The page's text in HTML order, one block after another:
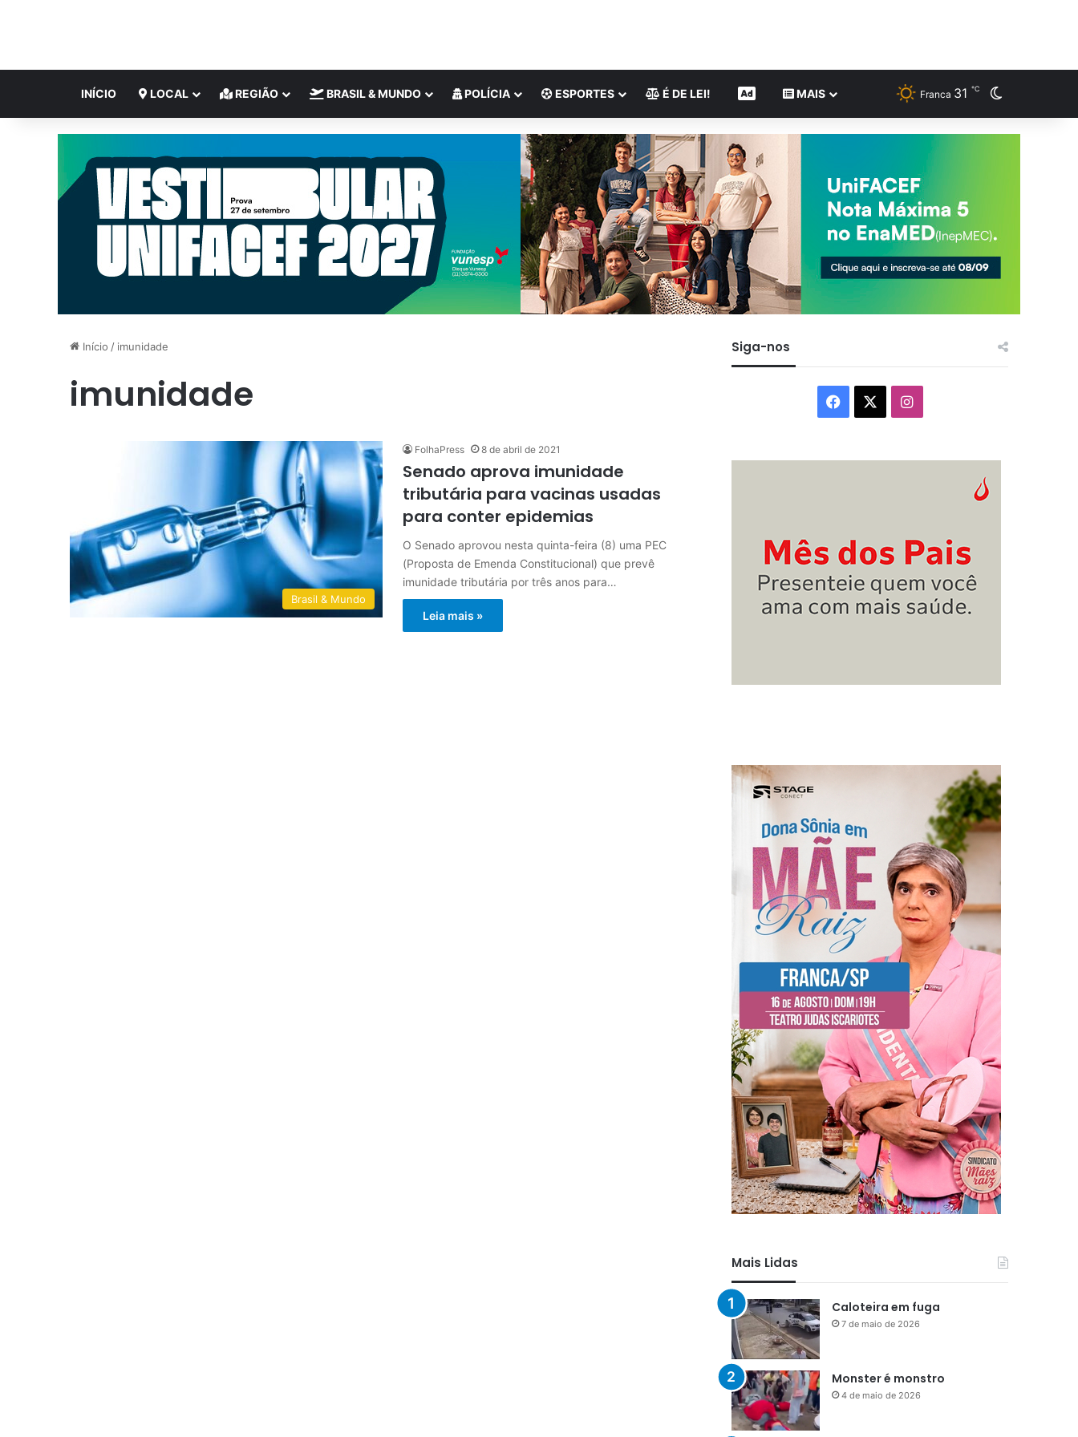
INÍCIO LOCAL REGIÃO BRASIL & MUNDO POLÍCIA ESPORTES É DE LEI! CONTEÚDO DE MARCA
MAIS Franca 31 ℃
Início / imunidade
imunidade
Brasil & Mundo
FolhaPress 8 de abril de 2021
Senado aprova imunidade
tributária para vacinas usadas
para conter epidemias
O Senado aprovou nesta quinta-feira (8) uma PEC
(Proposta de Emenda Constitucional) que prevê
imunidade tributária por três anos para…
Leia mais »
Siga-nos
Facebook Instagram
Mais Lidas
Caloteira em fuga
7 de maio de 2026
Monster é monstro
4 de maio de 2026